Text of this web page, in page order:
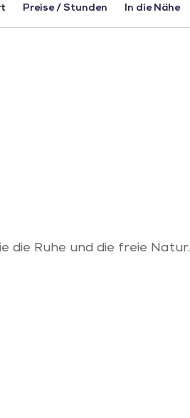
Preise / Stunden In die Nähe
die Ruhe und die freie Natur.